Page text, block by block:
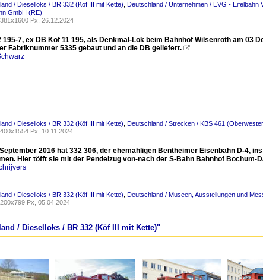
/ Dieselloks / BR 332 (Köf III mit Kette) Deutschland / Unternehmen / EVG - Eifelbahn
GmbH (RE)
Px, 26.12.2024
195-7, ex DB Köf 11 195, als Denkmal-Lok beim Bahnhof Wilsenroth am 03
Fabriknummer 5335 gebaut und an die DB geliefert. 
/ Dieselloks / BR 332 (Köf III mit Kette) Deutschland / Strecken / KBS 461
Px, 10.11.2024
2016 hat 332 306, der ehemahligen Bentheimer Eisenbahn D-4,
Hier töfft sie mit der Pendelzug von-nach der S-Bahn Bahnhof Bochum-
/ Dieselloks / BR 332 (Köf III mit Kette) Deutschland / Museen, Ausstellungen und
Px, 05.04.2024
/ Dieselloks / BR 332 (Köf III mit Kette)"